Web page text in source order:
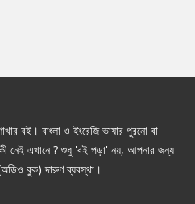
বই। বাংলা ও ইংরেজি ভাষার পুরনো বা
নেই এখানে ? শুধু 'বই পড়া' নয়, আপনার জন্য
বুক) দারুণ ব্যবস্থা।